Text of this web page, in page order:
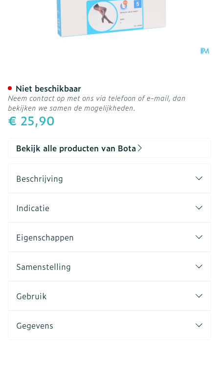
€ 25,90
Niet beschikbaar
Neem contact op met ons via telefoon of e-mail, dan
bekijken we samen de mogelijkheden.
Bekijk alle producten van Bota
Beschrijving
Indicatie
Eigenschappen
Samenstelling
Gebruik
Gegevens